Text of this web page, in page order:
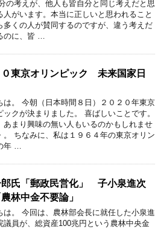
の考えが、他人も皆自分と同じ考えだと思
人がいます。本当に正しいと思われること
多くの人が賛同するのですが、違う考えだ
のに、皆 …
０東京オリンピック 未来国家日
は。 今朝（日本時間８日）２０２０年東京
ックが決まりました。 喜ばしいことです。
あまり興味の無い人もいるのかもしれませ
。 ちなみに、私は１９６４年の東京オリン
年 …
郎氏「郵政民営化」 子小泉進次
林中金不要論」
は。 今回は、農林部会長に就任した小泉進
議員が、総資産100兆円という農林中央金